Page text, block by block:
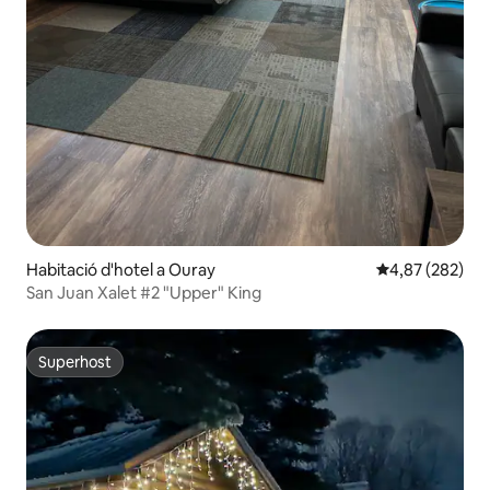
Habitació d'hotel a Ouray 4,87 de
4,87 (282)
San Juan Xalet #2 "Upper" King
Superhost
Superhost